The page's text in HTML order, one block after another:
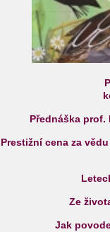
Přednáška prof.
Prestižní cena za
Ze
Jak